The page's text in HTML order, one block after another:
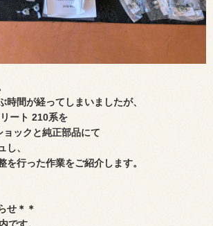
時間が経ってしまいましたが、
ート 210系を
ックと純正部品にて
し、
を行った作業をご紹介します。
せ＊＊